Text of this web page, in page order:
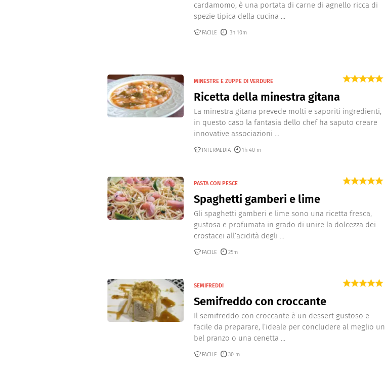
cardamomo, è una portata di carne di agnello ricca di
spezie tipica della cucina ...
FACILE 3h 10m
MINESTRE E ZUPPE DI VERDURE
Ricetta della minestra gitana
La minestra gitana prevede molti e saporiti ingredienti,
in questo caso la fantasia dello chef ha saputo creare
innovative associazioni ...
INTERMEDIA 1h 40 m
PASTA CON PESCE
Spaghetti gamberi e lime
Gli spaghetti gamberi e lime sono una ricetta fresca,
gustosa e profumata in grado di unire la dolcezza dei
crostacei all’acidità degli ...
FACILE 25m
SEMIFREDDI
Semifreddo con croccante
Il semifreddo con croccante è un dessert gustoso e
facile da preparare, l’ideale per concludere al meglio un
bel pranzo o una cenetta ...
FACILE 30 m